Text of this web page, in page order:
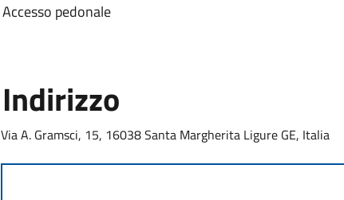
Accesso pedonale
Indirizzo
Via A. Gramsci, 15, 16038 Santa Margherita Ligure GE, Italia